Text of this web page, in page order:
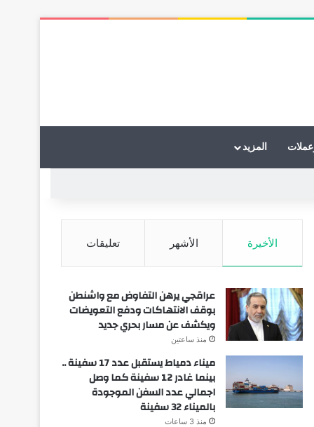
المزيد
الأخيرة الأشهر تعليقات
عراقجي يرهن التفاوض مع واشنطن
بوقف الانتهاكات ودفع التعويضات
ويكشف عن مسار بحري جديد
منذ ساعتين
ميناء دمياط يستقبل عدد 17 سفينة ..
بينما غادر 12 سفينة كما وصل
اجمالي عدد السفن الموجودة
بالميناء 32 سفينة
منذ 3 ساعات